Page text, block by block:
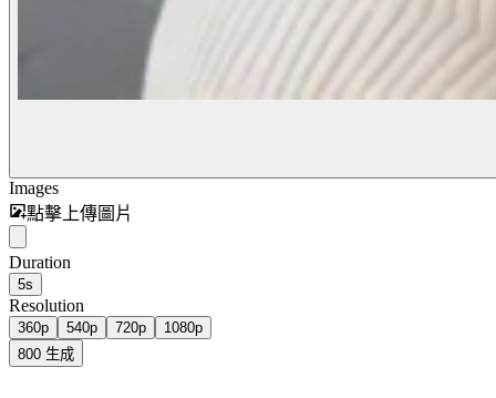
Images
點擊上傳圖片
Duration
5s
Resolution
360p 540p 720p
1080p
800 生成